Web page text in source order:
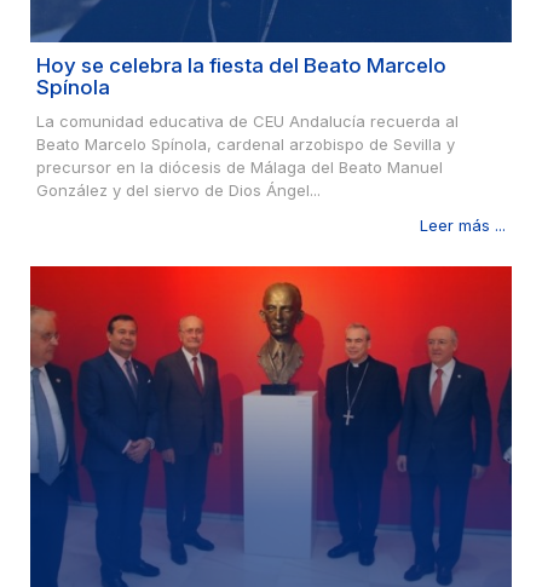
Hoy se celebra la fiesta del Beato Marcelo
Spínola
La comunidad educativa de CEU Andalucía recuerda al
Beato Marcelo Spínola, cardenal arzobispo de Sevilla y
precursor en la diócesis de Málaga del Beato Manuel
González y del siervo de Dios Ángel...
Leer más ...